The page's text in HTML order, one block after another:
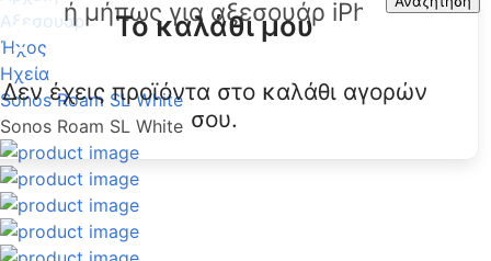
Το καλάθι μου
Δεν έχεις προϊόντα στο καλάθι αγορών
σου.
Αξεσουάρ
Ήχος
Ηχεία
Sonos Roam SL White
Sonos Roam SL White